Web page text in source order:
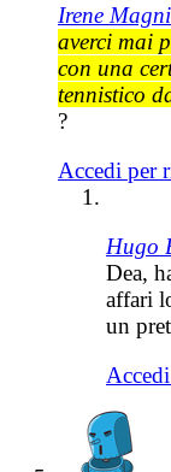
Irene Magni
averci mai
con una
tennistico
?
Accedi per
Hugo
Dea,
affari
un